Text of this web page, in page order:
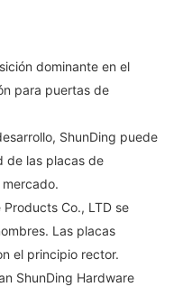
dominante en el
para puertas de
ShunDing puede
de las placas de
Co., LTD se
Las placas
el principio rector.
ShunDing Hardware